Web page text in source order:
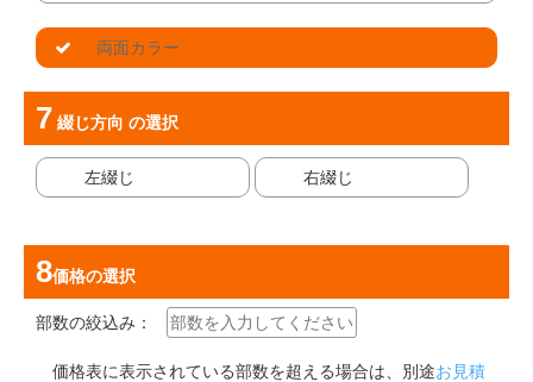
両面カラー
綴じ方向 の選択
左綴じ 右綴じ
価格の選択
部数の絞込み：
価格表に表示されている部数を超える場合は、別途お見積